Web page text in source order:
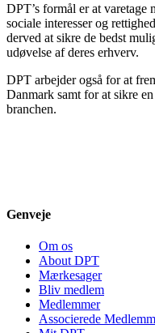
DPT’s formål er at varetage
sociale interesser og
derved at sikre de bedst
udøvelse af deres erhverv.
DPT arbejder også for at
Danmark samt for at sikre
branchen.
Genveje
Om os
About DPT
Mærkesager
Bliv medlem
Medlemmer
Associerede